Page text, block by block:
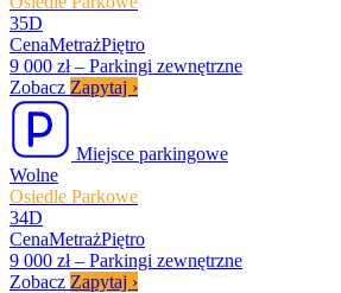
35D
CenaMetrażPiętro
9 000 zł – Parkingi zewnętrzne
Zobacz Zapytaj ›
Miejsce parkingowe
Wolne
Osiedle Parkowe
34D
CenaMetrażPiętro
9 000 zł – Parkingi zewnętrzne
Zobacz Zapytaj ›